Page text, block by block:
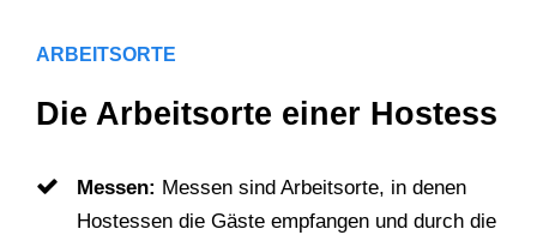
ARBEITSORTE
Die Arbeitsorte einer Hostess
Messen: Messen sind Arbeitsorte, in denen
Hostessen die Gäste empfangen und durch die